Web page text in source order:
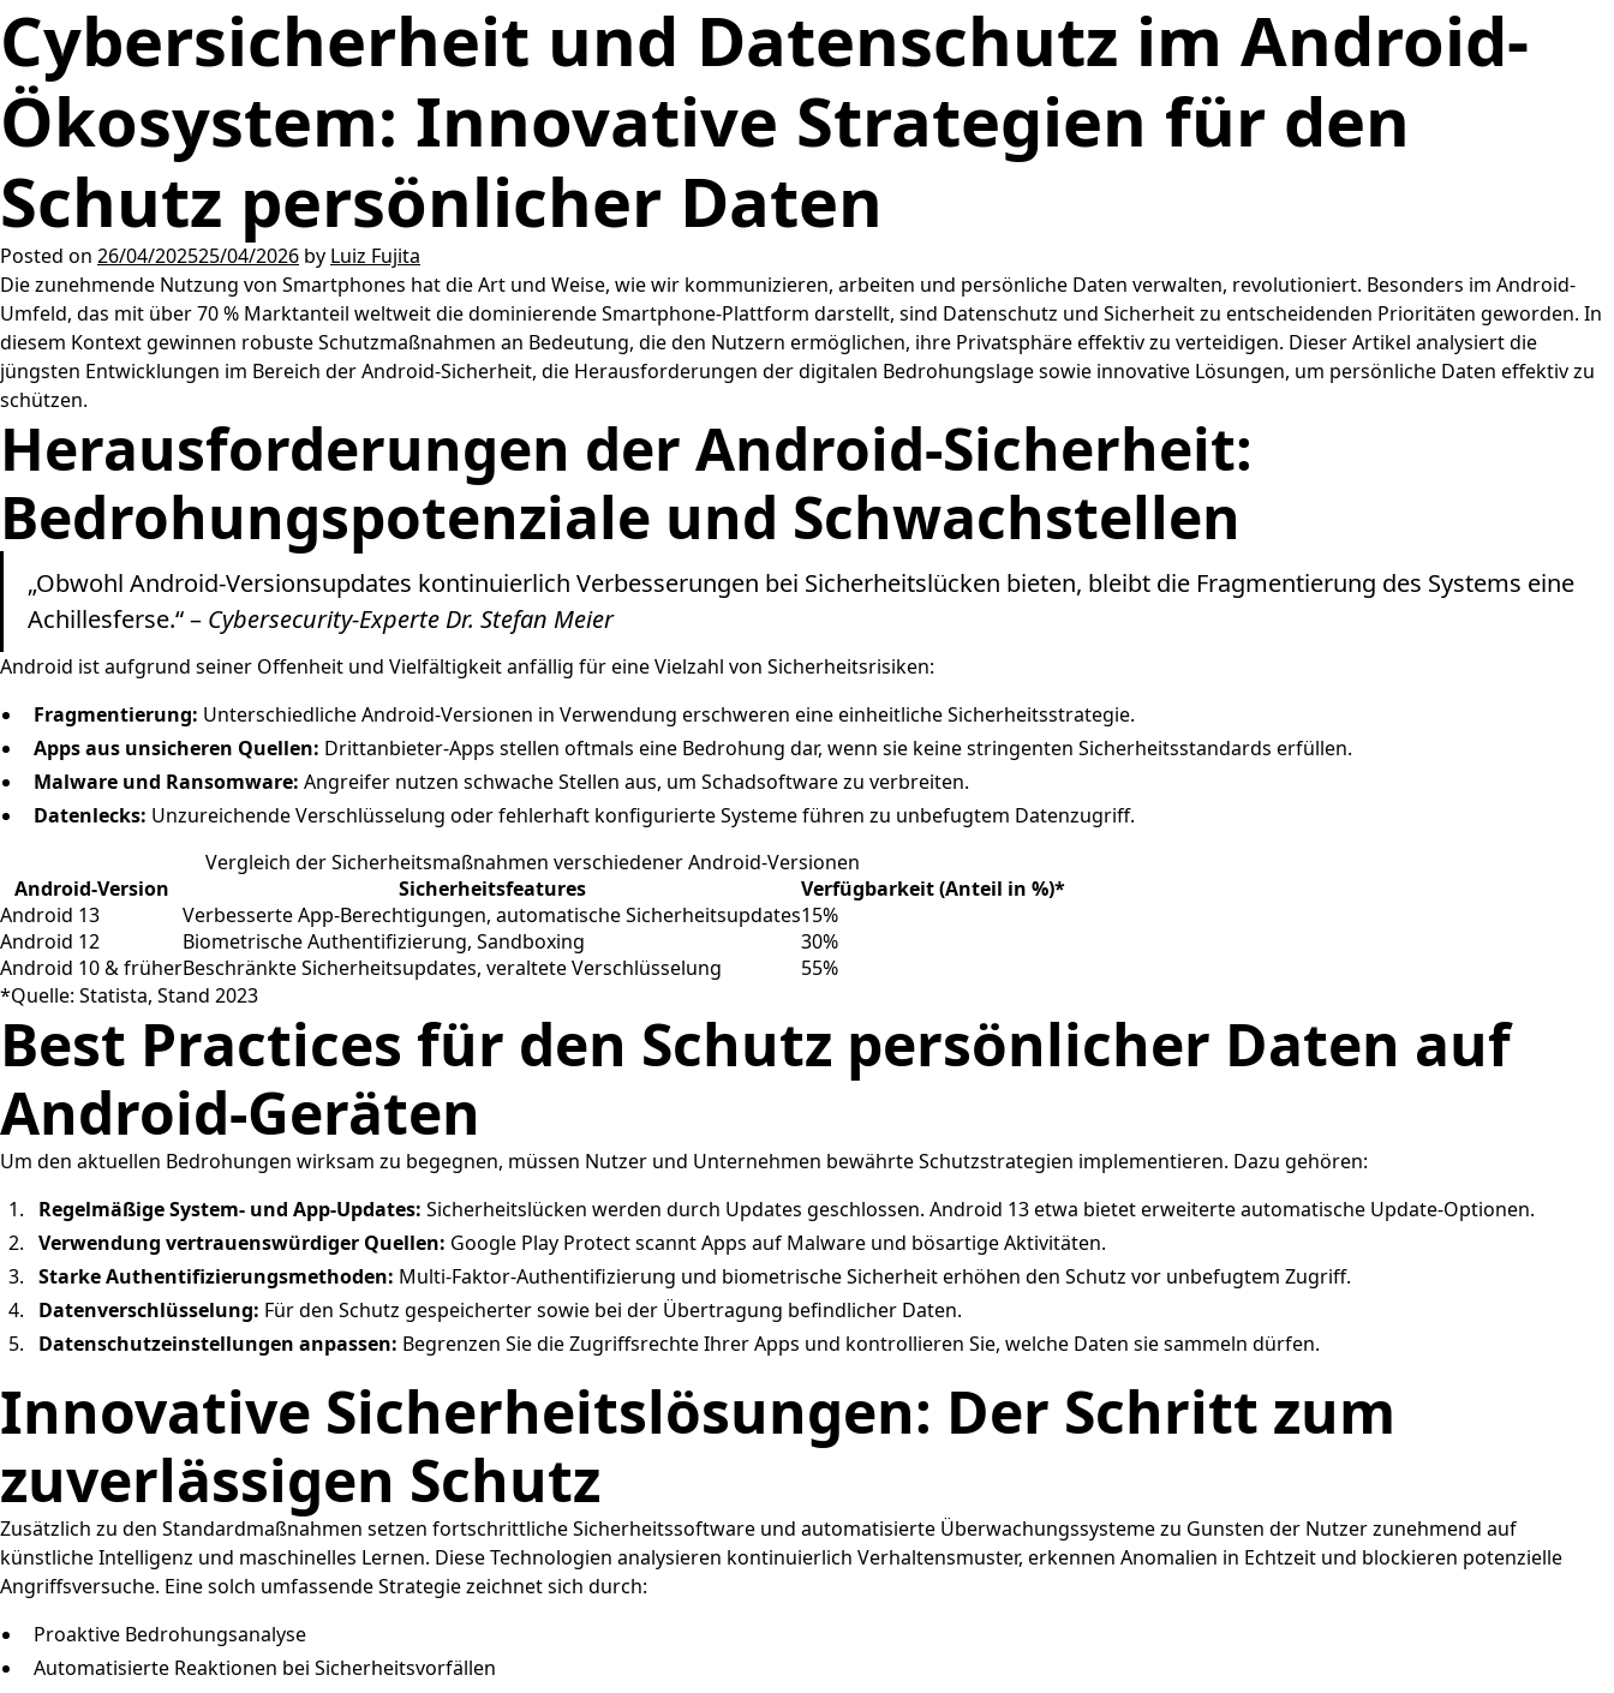
Cybersicherheit und Datenschutz im Android-
Ökosystem: Innovative Strategien für den
Schutz persönlicher Daten
Posted on 26/04/202525/04/2026 by Luiz Fujita
Die zunehmende Nutzung von Smartphones hat die Art und Weise, wie wir kommunizieren, arbeiten und persönliche Daten verwalten, revolutioniert. Besonders im Android-
Umfeld, das mit über 70 % Marktanteil weltweit die dominierende Smartphone-Plattform darstellt, sind Datenschutz und Sicherheit zu entscheidenden Prioritäten geworden. In
diesem Kontext gewinnen robuste Schutzmaßnahmen an Bedeutung, die den Nutzern ermöglichen, ihre Privatsphäre effektiv zu verteidigen. Dieser Artikel analysiert die
jüngsten Entwicklungen im Bereich der Android-Sicherheit, die Herausforderungen der digitalen Bedrohungslage sowie innovative Lösungen, um persönliche Daten effektiv zu
schützen.
Herausforderungen der Android-Sicherheit:
Bedrohungspotenziale und Schwachstellen
„Obwohl Android-Versionsupdates kontinuierlich Verbesserungen bei Sicherheitslücken bieten, bleibt die Fragmentierung des Systems eine
Achillesferse.“ – Cybersecurity-Experte Dr. Stefan Meier
Android ist aufgrund seiner Offenheit und Vielfältigkeit anfällig für eine Vielzahl von Sicherheitsrisiken:
Fragmentierung: Unterschiedliche Android-Versionen in Verwendung erschweren eine einheitliche Sicherheitsstrategie.
Apps aus unsicheren Quellen: Drittanbieter-Apps stellen oftmals eine Bedrohung dar, wenn sie keine stringenten Sicherheitsstandards erfüllen.
Malware und Ransomware: Angreifer nutzen schwache Stellen aus, um Schadsoftware zu verbreiten.
Datenlecks: Unzureichende Verschlüsselung oder fehlerhaft konfigurierte Systeme führen zu unbefugtem Datenzugriff.
Vergleich der Sicherheitsmaßnahmen verschiedener Android-Versionen
Android-Version
Sicherheitsfeatures
Verfügbarkeit (Anteil in %)*
Android 13
Verbesserte App-Berechtigungen, automatische Sicherheitsupdates15%
Android 12
Biometrische Authentifizierung, Sandboxing
30%
Android 10 & früherBeschränkte Sicherheitsupdates, veraltete Verschlüsselung
55%
*Quelle: Statista, Stand 2023
Best Practices für den Schutz persönlicher Daten auf
Android-Geräten
Um den aktuellen Bedrohungen wirksam zu begegnen, müssen Nutzer und Unternehmen bewährte Schutzstrategien implementieren. Dazu gehören:
Regelmäßige System- und App-Updates: Sicherheitslücken werden durch Updates geschlossen. Android 13 etwa bietet erweiterte automatische Update-Optionen.
Verwendung vertrauenswürdiger Quellen: Google Play Protect scannt Apps auf Malware und bösartige Aktivitäten.
Starke Authentifizierungsmethoden: Multi-Faktor-Authentifizierung und biometrische Sicherheit erhöhen den Schutz vor unbefugtem Zugriff.
Datenverschlüsselung: Für den Schutz gespeicherter sowie bei der Übertragung befindlicher Daten.
Datenschutzeinstellungen anpassen: Begrenzen Sie die Zugriffsrechte Ihrer Apps und kontrollieren Sie, welche Daten sie sammeln dürfen.
Innovative Sicherheitslösungen: Der Schritt zum
zuverlässigen Schutz
Zusätzlich zu den Standardmaßnahmen setzen fortschrittliche Sicherheitssoftware und automatisierte Überwachungssysteme zu Gunsten der Nutzer zunehmend auf
künstliche Intelligenz und maschinelles Lernen. Diese Technologien analysieren kontinuierlich Verhaltensmuster, erkennen Anomalien in Echtzeit und blockieren potenzielle
Angriffsversuche. Eine solch umfassende Strategie zeichnet sich durch:
Proaktive Bedrohungsanalyse
Automatisierte Reaktionen bei Sicherheitsvorfällen